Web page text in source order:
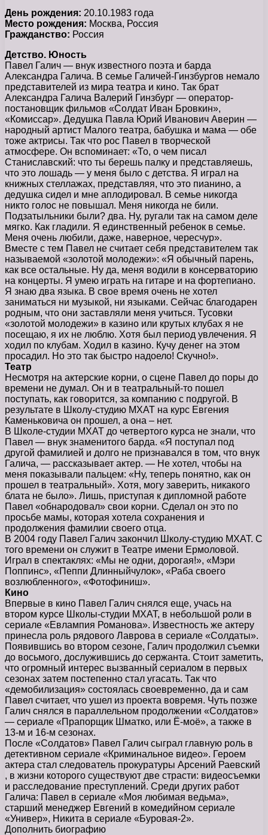
День рождения: 20.10.1983 года
Место рождения: Москва, Россия
Гражданство: Россия
Детство. Юность
Павел Галич — внук известного поэта и барда
Александра Галича. В семье Галичей-Гинзбургов немало
представителей из мира театра и кино. Так брат
Александра Галича Валерий Гинзбург — оператор-
постановщик фильмов «Солдат Иван Бровкин»,
«Комиссар». Дедушка Павла Юрий Иванович Аверин —
народный артист Малого театра, бабушка и мама — обе
тоже актрисы. Так что рос Павел в творческой
атмосфере. Он вспоминает: «То, о чем писал
Станиславский: что ты берешь палку и представляешь,
что это лошадь — у меня было с детства. Я играл на
книжных стеллажах, представляя, что это пианино, а
дедушка сидел и мне аплодировал. В семье никогда
никто голос не повышал. Меня никогда не били.
Подзатыльники были? два. Ну, ругали так на самом деле
мягко. Как гладили. Я единственный ребенок в семье.
Меня очень любили, даже, наверное, чересчур».
Вместе с тем Павел не считает себя представителем так
называемой «золотой молодежи»: «Я обычный парень,
как все остальные. Ну да, меня водили в консерваторию
на концерты. Я умею играть на гитаре и на фортепиано.
Я знаю два языка. В свое время очень не хотел
заниматься ни музыкой, ни языками. Сейчас благодарен
родным, что они заставляли меня учиться. Тусовки
«золотой молодежи» в казино или крутых клубах я не
посещаю, я их не люблю. Хотя был период увлечения. Я
ходил по клубам. Ходил в казино. Кучу денег на этом
просадил. Но это так быстро надоело! Скучно!».
Театр
Несмотря на актерские корни, о сцене Павел до поры до
времени не думал. Он и в театральный-то пошел
поступать, как говорится, за компанию с подругой. В
результате в Школу-студию МХАТ на курс Евгения
Каменьковича он прошел, а она – нет.
В Школе-студии МХАТ до четвертого курса не знали, что
Павел — внук знаменитого барда. «Я поступал под
другой фамилией и долго не признавался в том, что внук
Галича, — рассказывает актер. — Не хотел, чтобы на
меня показывали пальцем: «Ну, теперь понятно, как он
прошел в театральный». Хотя, могу заверить, никакого
блата не было». Лишь, приступая к дипломной работе
Павел «обнародовал» свои корни. Сделал он это по
просьбе мамы, которая хотела сохранения и
продолжения фамилии своего отца.
В 2004 году Павел Галич закончил Школу-студию МХАТ. С
того времени он служит в Театре имени Ермоловой.
Играл в спектаклях: «Мы не одни, дорогая!», «Мэри
Поппинс», «Пеппи Длинныйчулок», «Раба своего
возлюбленного», «Фотофиниш».
Кино
Впервые в кино Павел Галич снялся еще, учась на
втором курсе Школы-студии МХАТ, в небольшой роли в
сериале «Евлампия Романова». Известность же актеру
принесла роль рядового Лаврова в сериале «Солдаты».
Появившись во втором сезоне, Галич продолжил съемки
до восьмого, дослужившись до сержанта. Стоит заметить,
что огромный интерес вызванный сериалом в первых
сезонах затем постепенно стал угасать. Так что
«демобилизация» состоялась своевременно, да и сам
Павел считает, что ушел из проекта вовремя. Чуть позже
Галич снялся в параллельном продолжении «Солдатов»
— сериале «Прапорщик Шматко, или Ё-моё», а также в
13-м и 16-м сезонах.
После «Солдатов» Павел Галич сыграл главную роль в
детективном сериале «Криминальное видео». Героем
актера стал следователь прокуратуры Арсений Раевский
, в жизни которого существуют две страсти: видеосъемки
и расследование преступлений. Среди других работ
Галича: Павел в сериале «Моя любимая ведьма»,
старший менеджер Евгений в комедийном сериале
«Универ», Никита в сериале «Буровая-2».
Дополнить биографию